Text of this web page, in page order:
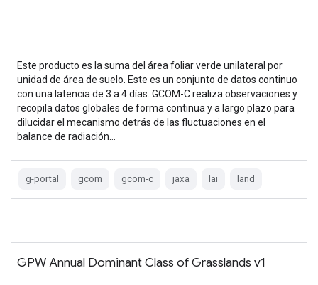
Este producto es la suma del área foliar verde unilateral por
unidad de área de suelo. Este es un conjunto de datos continuo
con una latencia de 3 a 4 días. GCOM-C realiza observaciones y
recopila datos globales de forma continua y a largo plazo para
dilucidar el mecanismo detrás de las fluctuaciones en el
balance de radiación…
g-portal gcom gcom-c jaxa lai land
GPW Annual Dominant Class of Grasslands v1